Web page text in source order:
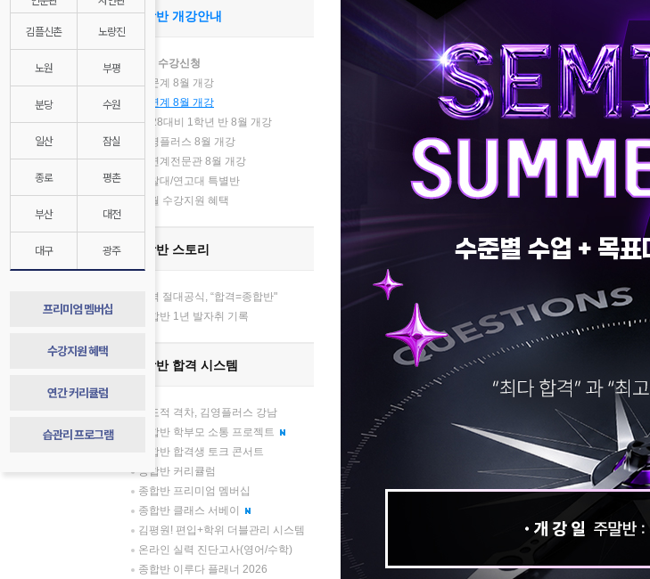
김플신촌 노량진
노원 부평
분당 수원
일산 잠실
종로 평촌
부산 대전
대구 광주
프리미엄 멤버십
수강지원 혜택
연간 커리큘럼
습관리 프로그램
종합반 개강안내
8월 수강신청
인문계 8월 개강
자연계 8월 개강
2028대비 1학년 반 8월 개강
김영플러스 8월 개강
자연계전문관 8월 개강
경찰대/연고대 특별반
매월 수강지원 혜택
종합반 스토리
합격 절대공식, “합격=종합반"
종합반 1년 발자취 기록
종합반 합격 시스템
압도적 격차, 김영플러스 강남
종합반 학부모 소통 프로젝트
종합반 합격생 토크 콘서트
종합반 커리큘럼
종합반 프리미엄 멤버십
종합반 클래스 서베이
김평원! 편입+학위 더블관리 시스템
온라인 실력 진단고사(영어/수학)
종합반 이루다 플래너 2026